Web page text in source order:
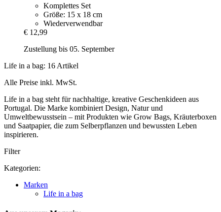
Komplettes Set
Größe: 15 x 18 cm
Wiederverwendbar
€ 12,99
Zustellung bis 05. September
Life in a bag: 16 Artikel
Alle Preise inkl. MwSt.
Life in a bag steht für nachhaltige, kreative Geschenkideen aus
Portugal. Die Marke kombiniert Design, Natur und
Umweltbewusstsein – mit Produkten wie Grow Bags, Kräuterboxen
und Saatpapier, die zum Selberpflanzen und bewussten Leben
inspirieren.
Filter
Kategorien:
Marken
Life in a bag